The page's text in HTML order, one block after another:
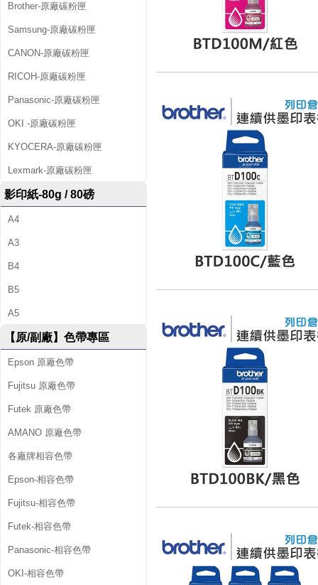
Brother-原廠碳粉匣
Samsung-原廠碳粉匣
CANON-原廠碳粉匣
RICOH-原廠碳粉匣
Panasonic-原廠碳粉匣
OKI -原廠碳粉匣
KYOCERA-原廠碳粉匣
Lexmark-原廠碳粉匣
影印紙-80g / 80磅
A4
A3
B4
B5
A5
【原/副廠】色帶專區
Epson 原廠色帶
Fujitsu 原廠色帶
Futek 原廠色帶
AMANO 原廠色帶
各廠牌相容色帶
Epson-相容色帶
Fujitsu-相容色帶
Futek-相容色帶
Panasonic-相容色帶
OKI-相容色帶